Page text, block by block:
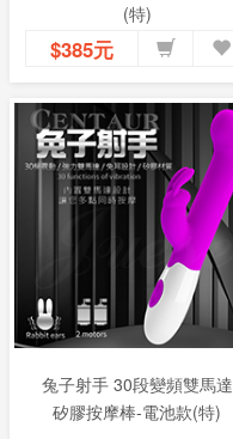
(特)
$385元
兔子射手 30段變頻雙馬達
矽膠按摩棒-電池款(特)